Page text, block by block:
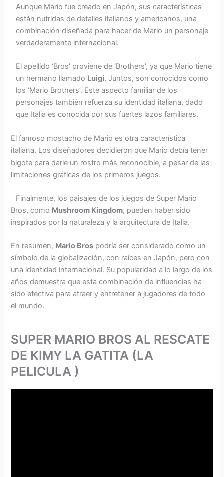
Aunque Mario fue creado en Japón, sus características
están nutridas de detalles italianos y americanos, una
combinación diseñada para hacer de Mario un personaje
verdaderamente internacional.
El apellido ‘Bros’ proviene de ‘Brothers’, ya que Mario tiene
un hermano llamado Luigi. Juntos, son conocidos como
los ‘Mario Brothers’. Este aspecto familiar de los
personajes también refuerza su identidad italiana, dado
que Italia es conocida por sus fuertes lazos familiares.
El famoso mostacho de Mario es otra característica
italiana. Los diseñadores decidieron que Mario debía tener
bigote para darle un rostro más reconocible, a pesar de las
limitaciones gráficas de los primeros juegos.
Finalmente, los paisajes de los juegos de Super Mario
Bros, como Mushroom Kingdom, pueden haber sido
inspirados por la naturaleza y la arquitectura de Italia.
En resumen, Mario Bros podría ser considerado como un
símbolo de la globalización, con raíces en Japón, pero con
una identidad internacional. Su popularidad a lo largo de los
años demuestra que esta combinación de influencias ha
sido efectiva para atraer y entretener a jugadores de todo
el mundo.
SUPER MARIO BROS AL RESCATE
DE KIMY LA GATITA (LA
PELICULA )